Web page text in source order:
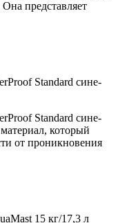
представляет
Standard сине-
Standard сине-
который
от проникновения
15 кг/17,3 л